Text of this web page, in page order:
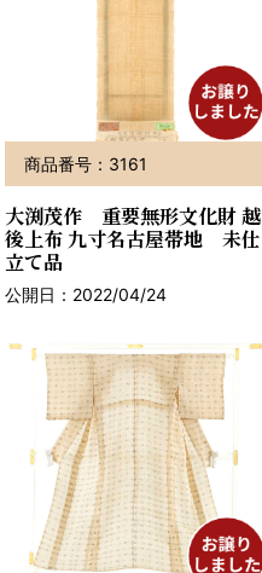
商品番号：3161
大渕茂作 重要無形文化財 越
後上布 九寸名古屋帯地 未仕
立て品
公開日：2022/04/24